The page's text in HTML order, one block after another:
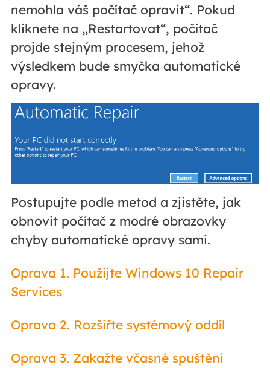
nemohla váš počítač opravit“. Pokud
kliknete na „Restartovat“, počítač
projde stejným procesem, jehož
výsledkem bude smyčka automatické
opravy.
Postupujte podle metod a zjistěte, jak
obnovit počítač z modré obrazovky
chyby automatické opravy sami.
Oprava 1. Použijte Windows 10 Repair
Services
Oprava 2. Rozšiřte systémový oddíl
Oprava 3. Zakažte včasné spuštění